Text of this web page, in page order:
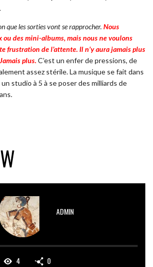
que les sorties vont se rapprocher. Nous
ou des mini-albums, mais nous ne voulons
frustration de l’attente. Il n’y aura jamais plus
plus.C’est un enfer de pressions, de
assez stérile. La musique se fait dans
studio à 5 à se poser des milliards de
ADMIN
4 0